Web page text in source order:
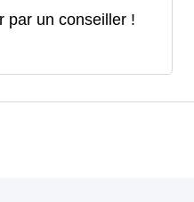
par un conseiller !